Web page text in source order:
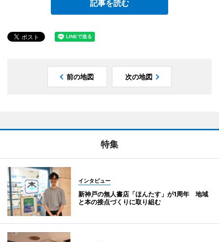
記事を読む
前の地図 次の地図
特集
インタビュー
新神戸の無人書店「ほんたす」が1周年 地域
と本の接点づくりに取り組む